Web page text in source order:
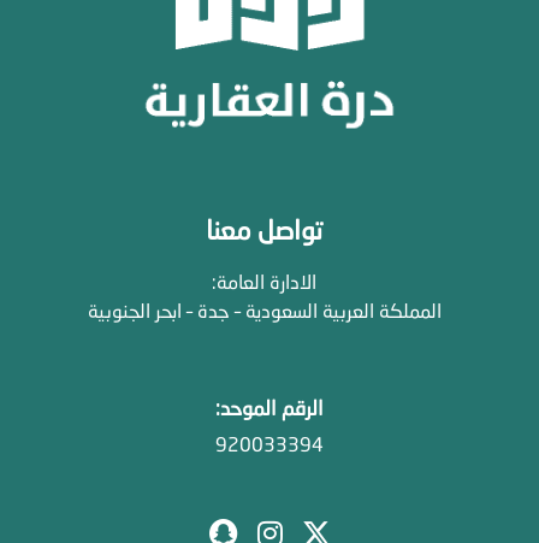
تواصل معنا
الادارة العامة:
المملكة العربية السعودية – جدة – ابحر الجنوبية
الرقم الموحد:
920033394